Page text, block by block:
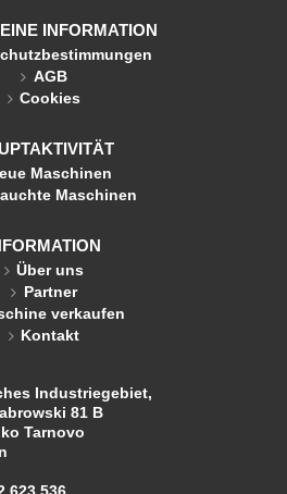
INFORMATION
AGB
Cookies
Maschinen
Maschinen
Über uns
Partner
verkaufen
Kontakt
Industriegebiet,
81 B
Tarnovo
623 536